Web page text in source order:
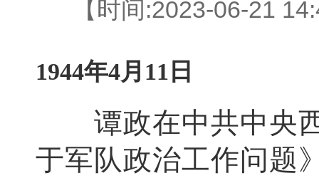
【时间:2023-06-21
1944年4月11日
谭政在中共中央西
于军队政治工作问题